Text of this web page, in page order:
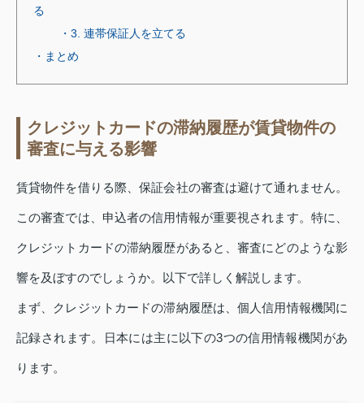
る
・3. 連帯保証人を立てる
・まとめ
クレジットカードの滞納履歴が賃貸物件の
審査に与える影響
賃貸物件を借りる際、保証会社の審査は避けて通れません。
この審査では、申込者の信用情報が重要視されます。特に、
クレジットカードの滞納履歴があると、審査にどのような影
響を及ぼすのでしょうか。以下で詳しく解説します。
まず、クレジットカードの滞納履歴は、個人信用情報機関に
記録されます。日本には主に以下の3つの信用情報機関があ
ります。